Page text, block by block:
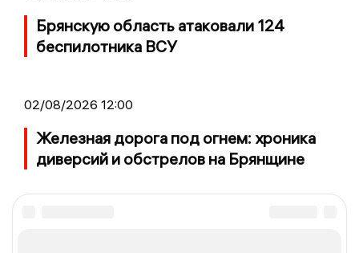
Брянскую область атаковали 124
беспилотника ВСУ
02/08/2026 12:00
Железная дорога под огнем: хроника
диверсий и обстрелов на Брянщине